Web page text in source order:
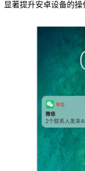
显著提升安卓设备的